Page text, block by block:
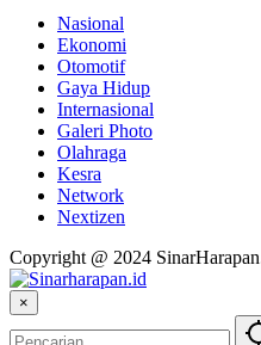
Nasional
Ekonomi
Otomotif
Gaya Hidup
Internasional
Galeri Photo
Olahraga
Kesra
Network
Nextizen
Copyright @ 2024
×